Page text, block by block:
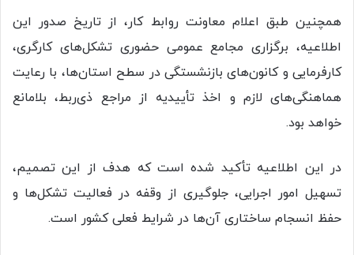
همچنین طبق اعلام معاونت روابط کار، از تاریخ صدور این
اطلاعیه، برگزاری مجامع عمومی حضوری تشکل‌های کارگری،
کارفرمایی و کانون‌های بازنشستگی در سطح استان‌ها، با رعایت
هماهنگی‌های لازم و اخذ تأییدیه از مراجع ذی‌ربط، بلامانع
خواهد بود.
در این اطلاعیه تأکید شده است که هدف از این تصمیم،
تسهیل امور اجرایی، جلوگیری از وقفه در فعالیت تشکل‌ها و
حفظ انسجام ساختاری آن‌ها در شرایط فعلی کشور است.